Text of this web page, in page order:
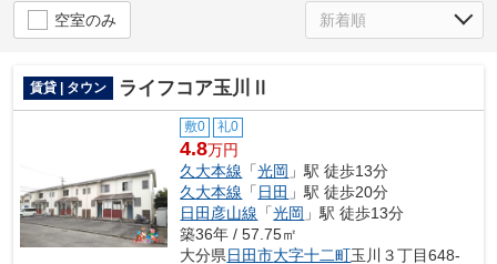
空室のみ
賃貸 | タウン ライフコア玉川Ⅱ
敷0 礼0
4.8万円
久大本線 「光岡 」駅 徒歩13分
久大本線 「 日田 」駅 徒歩20分
日田彦山線 「光岡 」駅 徒歩13分
築36年 / 57.75㎡
大分県日田市大字十二町玉川３丁目648-